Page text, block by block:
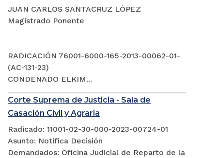
JUAN CARLOS SANTACRUZ LÓPEZ
Magistrado Ponente
RADICACIÓN 76001-6000-165-2013-00062-01-
(AC-131-23)
CONDENADO ELKIM...
Corte Suprema de Justicia - Sala de
Casación Civil y Agraria
Radicado: 11001-02-30-000-2023-00724-01
Asunto: Notifica Decisión
Demandados: Oficina Judicial de Reparto de la